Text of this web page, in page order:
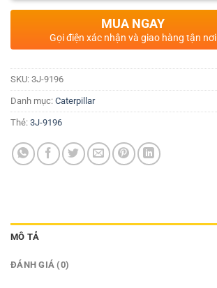
MUA NGAY
Gọi điện xác nhận và giao hàng tận nơi
SKU: 3J-9196
Danh mục: Caterpillar
Thẻ: 3J-9196
MÔ TẢ
ĐÁNH GIÁ (0)